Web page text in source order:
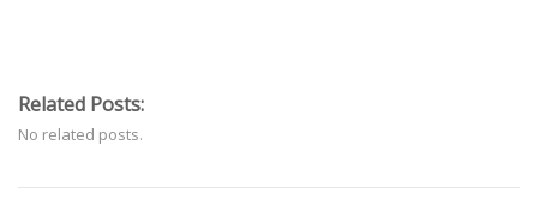
Related Posts:
No related posts.